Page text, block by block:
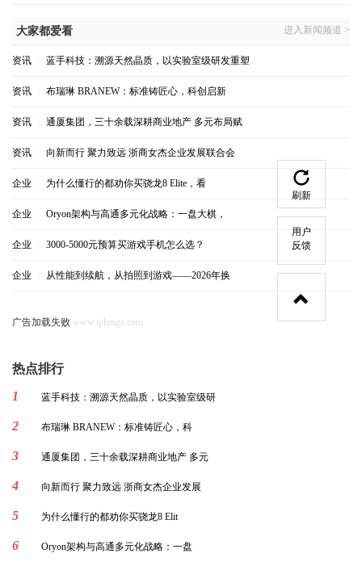
大家都爱看 进入新闻频道 >
资讯 蓝手科技：溯源天然晶质，以实验室级研发重塑
资讯 布瑞琳 BRANEW：标准铸匠心，科创启新
资讯 通厦集团，三十余载深耕商业地产 多元布局赋
资讯 向新而行 聚力致远 浙商女杰企业发展联合会
企业 为什么懂行的都劝你买骁龙8 Elite，看
企业 Oryon架构与高通多元化战略：一盘大棋，
企业 3000-5000元预算买游戏手机怎么选？
企业 从性能到续航，从拍照到游戏——2026年换
广告加载失败 www.qilongs.com
热点排行
1
蓝手科技：溯源天然晶质，以实验室级研
2 布瑞琳 BRANEW：标准铸匠心，科
3 通厦集团，三十余载深耕商业地产 多元
4 向新而行 聚力致远 浙商女杰企业发展
5 为什么懂行的都劝你买骁龙8 Elit
6 Oryon架构与高通多元化战略：一盘
刷新
用户
反馈